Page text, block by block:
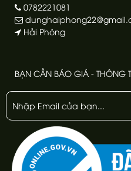
0782221081
Hải Phòng
BẠN CẦN BÁO GIÁ - THÔNG